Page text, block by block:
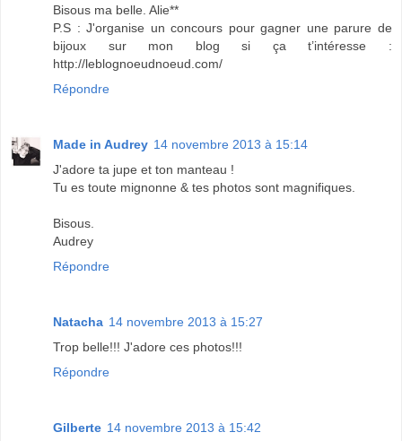
Bisous ma belle. Alie**
P.S : J'organise un concours pour gagner une parure de
bijoux sur mon blog si ça t’intéresse :
http://leblognoeudnoeud.com/
Répondre
Made in Audrey 14 novembre 2013 à 15:14
J'adore ta jupe et ton manteau !
Tu es toute mignonne & tes photos sont magnifiques.
Bisous.
Audrey
Répondre
Natacha 14 novembre 2013 à 15:27
Trop belle!!! J'adore ces photos!!!
Répondre
Gilberte 14 novembre 2013 à 15:42